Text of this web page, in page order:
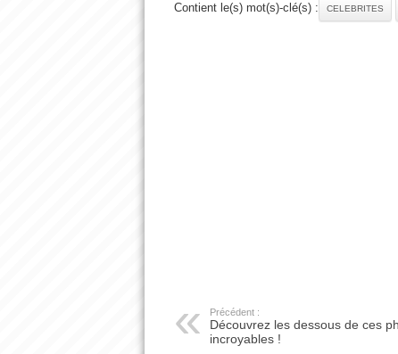
Contient le(s) mot(s)-clé(s) : CELEBRITES
Précédent :
Découvrez les dessous de ces
incroyables !